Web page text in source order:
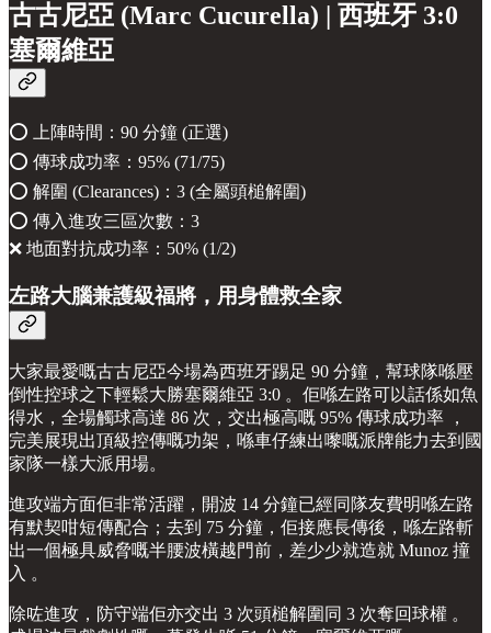
古古尼亞 (Marc Cucurella) | 西班牙 3:0
塞爾維亞
⭕️ 上陣時間：90 分鐘 (正選)
⭕️ 傳球成功率：95% (71/75)
⭕️ 解圍 (Clearances)：3 (全屬頭槌解圍)
⭕️ 傳入進攻三區次數：3
❌ 地面對抗成功率：50% (1/2)
左路大腦兼護級福將，用身體救全家
大家最愛嘅古古尼亞今場為西班牙踢足 90 分鐘，幫球隊喺壓
倒性控球之下輕鬆大勝塞爾維亞 3:0 。佢喺左路可以話係如魚
得水，全場觸球高達 86 次，交出極高嘅 95% 傳球成功率 ，
完美展現出頂級控傳嘅功架，喺車仔練出嚟嘅派牌能力去到國
家隊一樣大派用場。
進攻端方面佢非常活躍，開波 14 分鐘已經同隊友費明喺左路
有默契咁短傳配合；去到 75 分鐘，佢接應長傳後，喺左路斬
出一個極具威脅嘅半腰波橫越門前，差少少就造就 Munoz 撞
入 。
除咗進攻，防守端佢亦交出 3 次頭槌解圍同 3 次奪回球權 。